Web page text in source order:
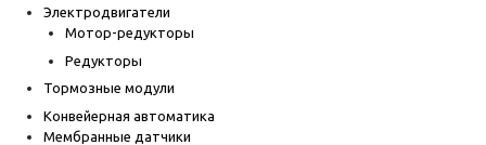
Электродвигатели
Мотор-редукторы
Редукторы
Тормозные модули
Конвейерная автоматика
Мембранные датчики